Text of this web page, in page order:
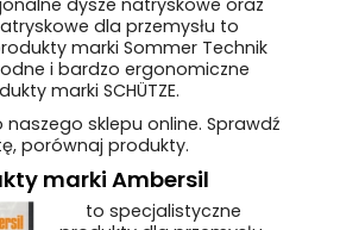
dysze natryskowe oraz
dla przemysłu to
marki Sommer Technik
i bardzo ergonomiczne
marki SCHÜTZE.
sklepu online. Sprawdź
porównaj produkty.
marki Ambersil
to specjalistyczne